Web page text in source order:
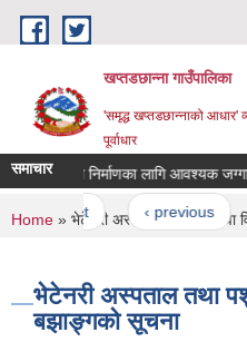
Skip to main content
खप्तडछान्ना गाउँपालिका
'समृद्ध खप्तडछान्नाको आधार'
पूर्वाधार
समाचार
वृद्धा आश्रम निर्माणका लागि आवश्यक जग्गा
Pages ‹ previous
You are here
Home » भेटेनरी अस्पताल तथा पशु सेवा
भेटेनरी अस्पताल तथा
बझाङ्गको सूचना